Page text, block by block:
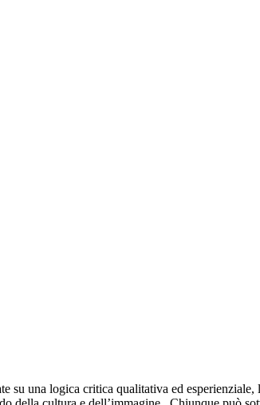
una logica critica qualitativa ed